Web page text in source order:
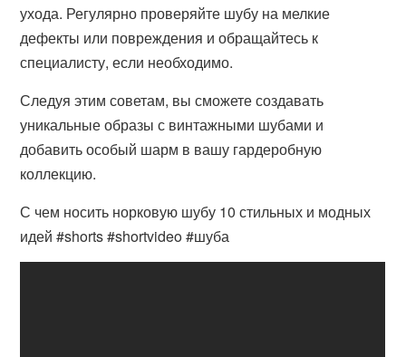
ухода. Регулярно проверяйте шубу на мелкие
дефекты или повреждения и обращайтесь к
специалисту, если необходимо.
Следуя этим советам, вы сможете создавать
уникальные образы с винтажными шубами и
добавить особый шарм в вашу гардеробную
коллекцию.
С чем носить норковую шубу 10 стильных и модных
идей #shorts #shortvideo #шуба